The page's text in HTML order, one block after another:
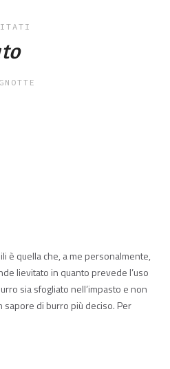
è quella che, a me personalmente,
lievitato in quanto prevede l’uso
sia sfogliato nell’impasto e non
sapore di burro più deciso. Per